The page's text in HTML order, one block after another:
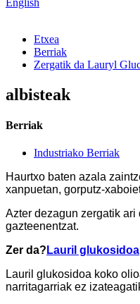
English
Etxea
Berriak
Zergatik da Lauryl
albisteak
Berriak
Industriako Berriak
Haurtxo baten azala
xanpuetan, gorputz-
Azter dezagun zergatik
gazteenentzat.
Zer da? Lauril glukosidoa
Lauril glukosidoa koko
narritagarriak ez